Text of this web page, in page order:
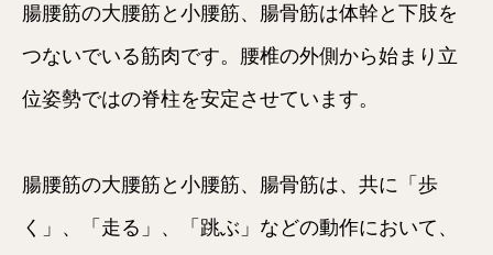
腸腰筋の大腰筋と小腰筋、腸骨筋は体幹と下肢を
つないでいる筋肉です。腰椎の外側から始まり立
位姿勢ではの脊柱を安定させています。
腸腰筋の大腰筋と小腰筋、腸骨筋は、共に「歩
く」、「走る」、「跳ぶ」などの動作において、